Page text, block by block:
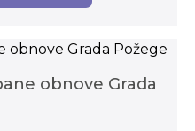
obnove Grada